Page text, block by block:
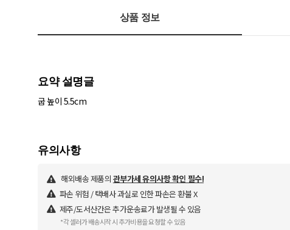
상품 정보
요약 설명글
굽 높이 5.5cm
유의사항
해외배송 제품의 관부가세 유의사항 확인 필수!
파손 위험 / 택배사 과실로 인한 파손은 환불 X
제주/도서산간은 추가운송료가 발생될 수 있음
*각 셀러가 배송시작 시 추가비용을 요청할 수 있음